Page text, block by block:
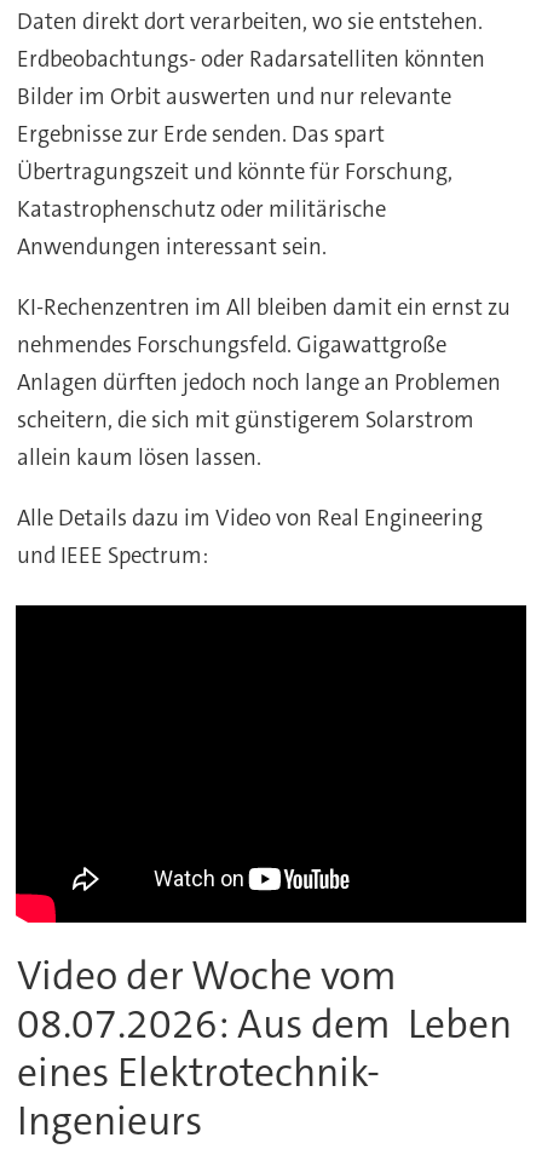
Daten direkt dort verarbeiten, wo sie entstehen.
Erdbeobachtungs- oder Radarsatelliten könnten
Bilder im Orbit auswerten und nur relevante
Ergebnisse zur Erde senden. Das spart
Übertragungszeit und könnte für Forschung,
Katastrophenschutz oder militärische
Anwendungen interessant sein.
KI-Rechenzentren im All bleiben damit ein ernst zu
nehmendes Forschungsfeld. Gigawattgroße
Anlagen dürften jedoch noch lange an Problemen
scheitern, die sich mit günstigerem Solarstrom
allein kaum lösen lassen.
Alle Details dazu im Video von Real Engineering
und IEEE Spectrum:
Video der Woche vom
08.07.2026: Aus dem Leben
eines Elektrotechnik-
Ingenieurs